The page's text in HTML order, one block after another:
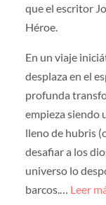
que el escritor
Héroe.
En un viaje
desplaza en el
profunda
empieza siendo
lleno de hubris
desafiar a los
universo lo
barcos.… Leer